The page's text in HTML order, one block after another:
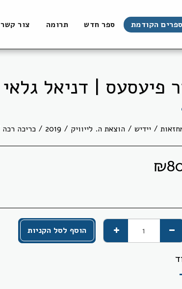
הקודמת ספר חדש תרומה צור קשר
| דניאל גלאי
/ יידיש / הוצאת ה. לייוויק / 2019 / כריכה רכה / 182 עמודים.
₪
הוסף לסל הקניות